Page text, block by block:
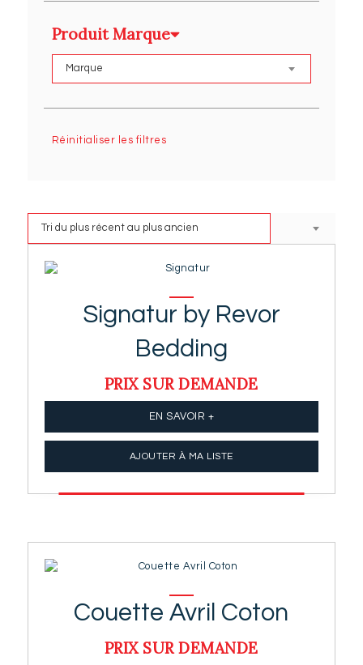
Signatur by Revor
Bedding
PRIX SUR DEMANDE
EN SAVOIR +
AJOUTER À MA LISTE
Couette Avril Coton
PRIX SUR DEMANDE
Produit Marque
Réinitialiser les filtres